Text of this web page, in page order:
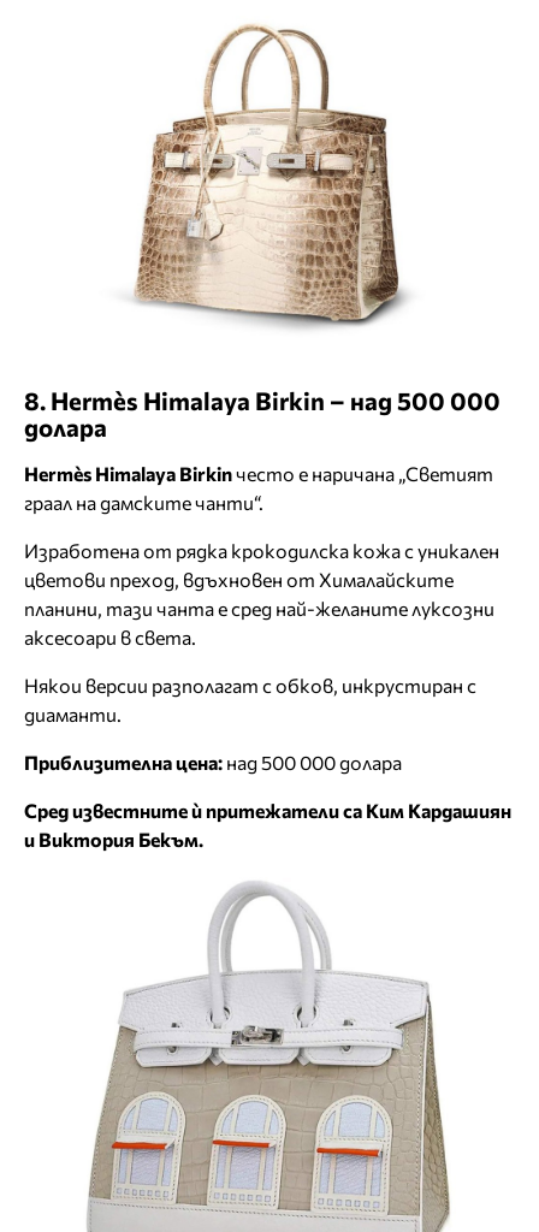
8. Hermès Himalaya Birkin – над 500 000
долара
Hermès Himalaya Birkinчесто е наричана „Светият
граал на дамските чанти“.
Изработена от рядка крокодилска кожа с уникален
цветови преход, вдъхновен от Хималайските
планини, тази чанта е сред най-желаните луксозни
аксесоари в света.
Някои версии разполагат с обков, инкрустиран с
диаманти.
Приблизителна цена: над 500 000 долара
Сред известните ѝ притежатели са Ким Кардашиян
и Виктория Бекъм.